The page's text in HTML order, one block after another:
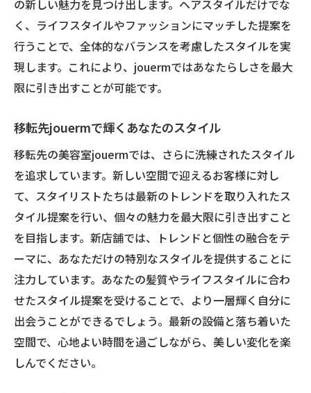
の新しい魅力を見つけ出します。ヘアスタイルだけでな
く、ライフスタイルやファッションにマッチした提案を
行うことで、全体的なバランスを考慮したスタイルを実
現します。これにより、jouermではあなたらしさを最大
限に引き出すことが可能です。
移転先jouermで輝くあなたのスタイル
移転先の美容室jouermでは、さらに洗練されたスタイル
を追求しています。新しい空間で迎えるお客様に対し
て、スタイリストたちは最新のトレンドを取り入れたス
タイル提案を行い、個々の魅力を最大限に引き出すこと
を目指します。新店舗では、トレンドと個性の融合をテ
ーマに、あなただけの特別なスタイルを提供することに
注力しています。あなたの髪質やライフスタイルに合わ
せたスタイル提案を受けることで、より一層輝く自分に
出会うことができるでしょう。最新の設備と落ち着いた
空間で、心地よい時間を過ごしながら、美しい変化を楽
しんでください。